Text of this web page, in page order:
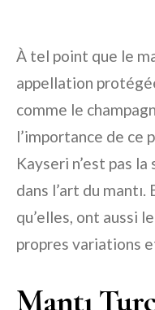
À tel point que le
appellation
comme le
l’importance de ce
Kayseri n’est pas
dans l’art du
qu’elles, ont aussi
propres variations
Mantı